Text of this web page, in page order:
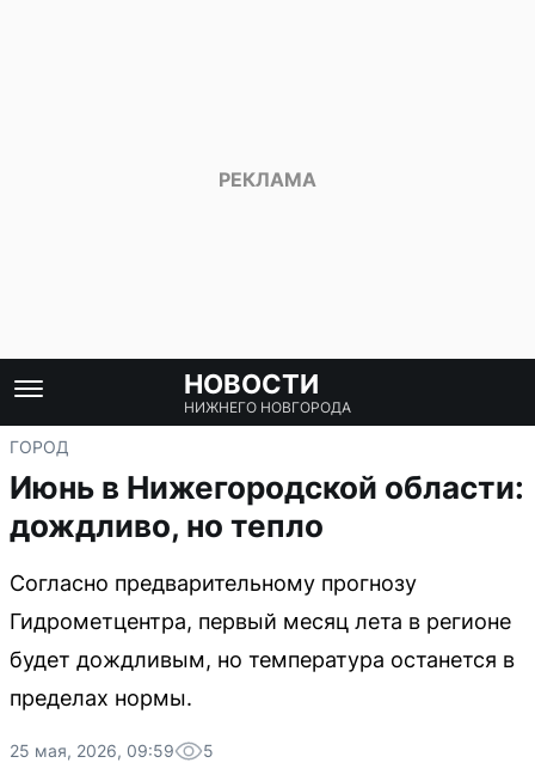
НОВОСТИ
НИЖНЕГО НОВГОРОДА
ГОРОД
Июнь в Нижегородской области:
дождливо, но тепло
Согласно предварительному прогнозу
Гидрометцентра, первый месяц лета в регионе
будет дождливым, но температура останется в
пределах нормы.
25 мая, 2026, 09:59 5